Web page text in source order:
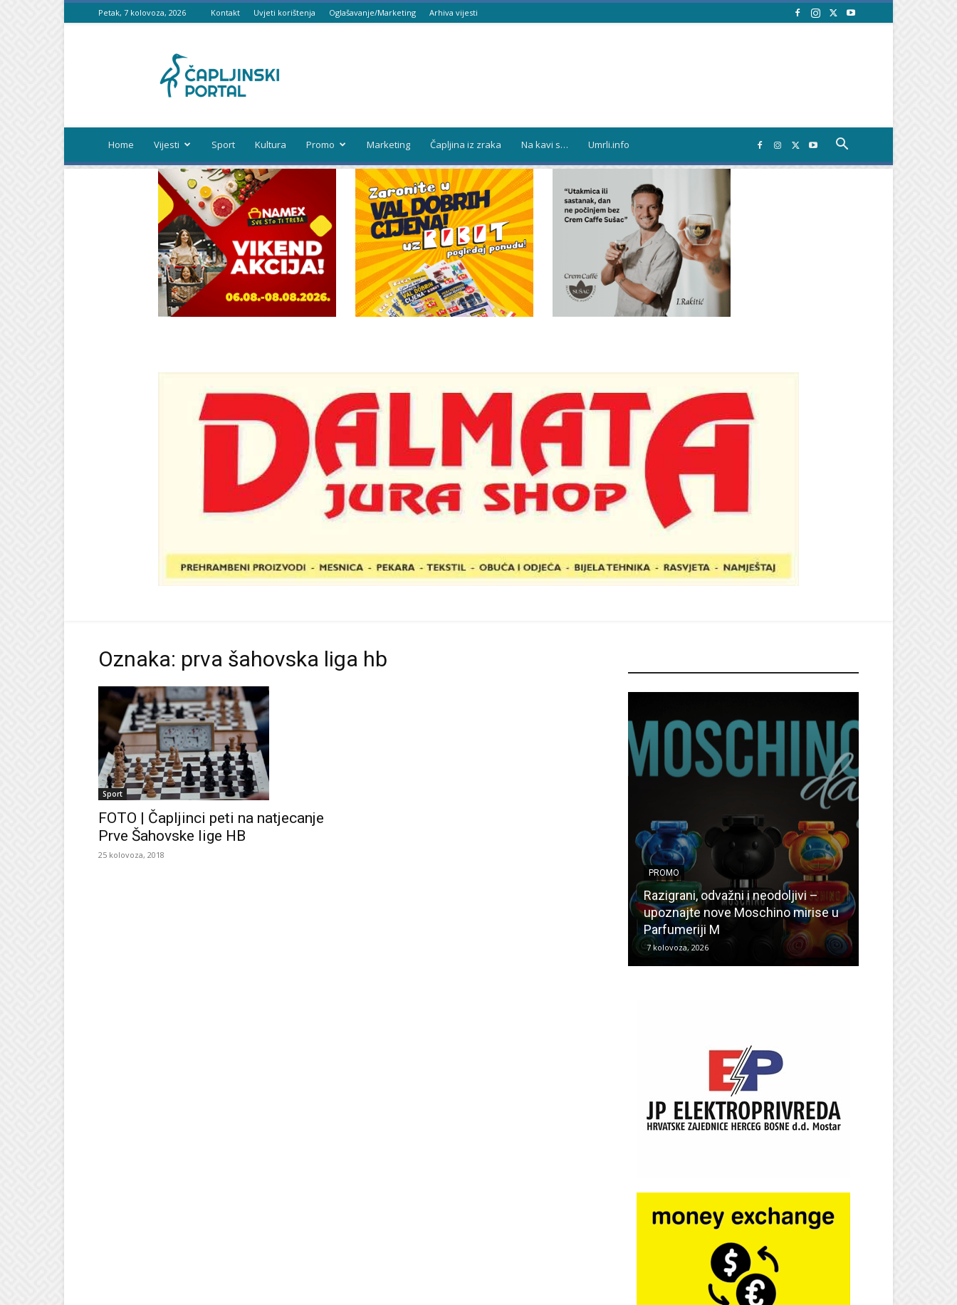
Petak, 7 kolovoza, 2026 Kontakt Uvjeti korištenja Oglašavanje/Marketing Arhiva vijesti
portal
Home Vijesti Sport Kultura Promo Marketing Čapljina iz zraka Na kavi s… Umrli.info
Oznaka: prva šahovska liga hb
Sport
FOTO | Čapljinci peti na natjecanje
Prve Šahovske lige HB
25 kolovoza, 2018
PROMO
Razigrani, odvažni i neodoljivi –
upoznajte nove Moschino mirise u
Parfumeriji M
7 kolovoza, 2026